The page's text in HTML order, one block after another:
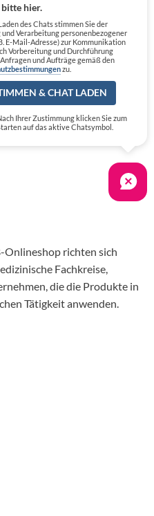
Onlineshop richten sich
Fachkreise,
die die Produkte in
Tätigkeit anwenden.
bitte hier.
des Chats stimmen Sie der
und Verarbeitung personenbezogener
E-Mail-Adresse) zur Kommunikation
Vorbereitung und Durchführung
und Aufträge gemäß den
zu.
& CHAT LADEN
Ihrer Zustimmung klicken Sie zum
auf das aktive Chatsymbol.